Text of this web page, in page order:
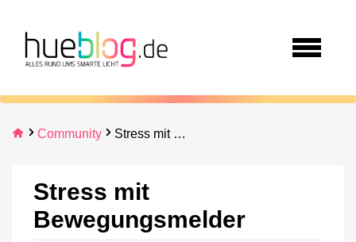
Community Stress mit Bewegungsmelder
Stress mit
Bewegungsmelder